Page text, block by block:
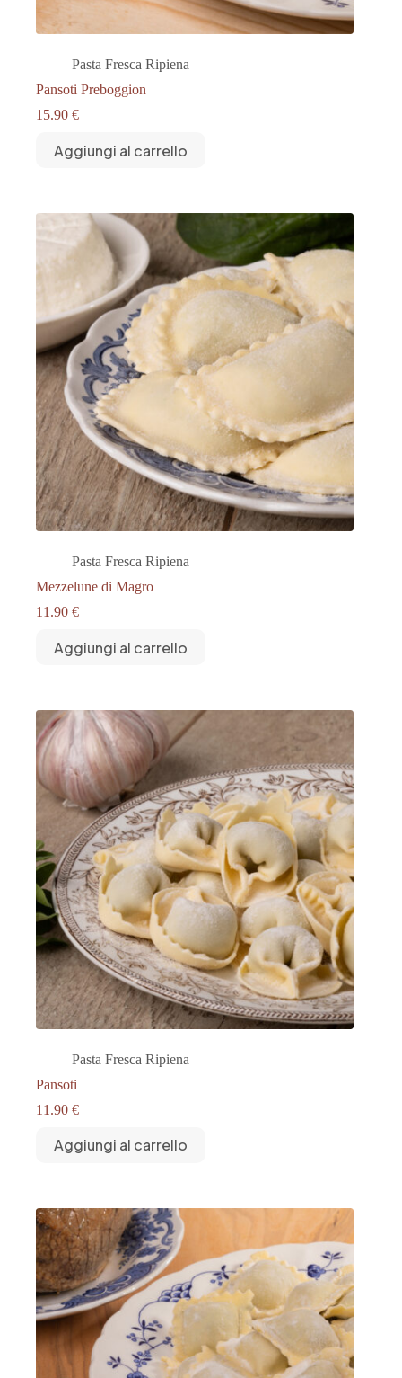
Pasta Fresca Ripiena
Pansoti Preboggion
15.90 €
Aggiungi al carrello
Pasta Fresca Ripiena
Mezzelune di Magro
11.90 €
Aggiungi al carrello
Pasta Fresca Ripiena
Pansoti
11.90 €
Aggiungi al carrello